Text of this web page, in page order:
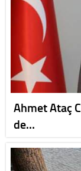
Ahmet Ataç
de…